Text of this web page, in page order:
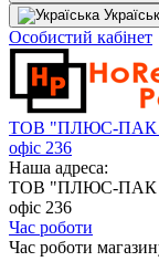
Особистий кабінет
ТОВ "ПЛЮС-ПАК
офіс 236
Наша адреса:
ТОВ "ПЛЮС-ПАК
офіс 236
Час роботи
Час роботи